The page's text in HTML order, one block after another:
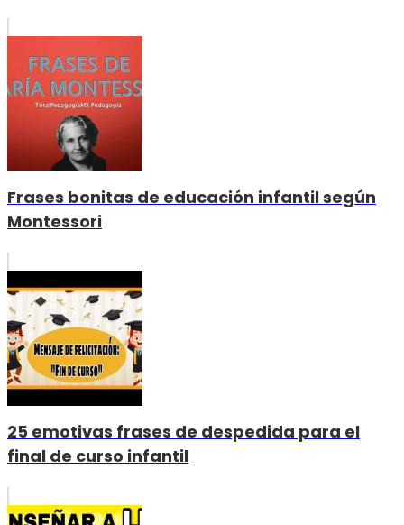
Frases bonitas de educación infantil según
Montessori
25 emotivas frases de despedida para el
final de curso infantil